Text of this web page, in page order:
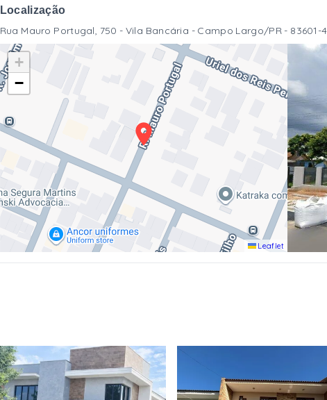
Localização
Rua Mauro Portugal, 750 - Vila Bancária - Campo Largo/PR - 83601-
+
−
Leaflet